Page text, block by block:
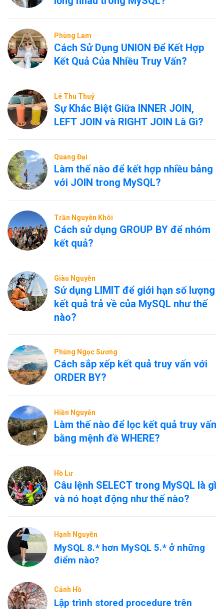
Phùng Lam
Cách Sử Dụng UNION Để Kết Hợp
Kết Quả Của Nhiều Truy Vấn?
Lê Thu Thuỷ
Sự Khác Biệt Giữa INNER JOIN,
LEFT JOIN và RIGHT JOIN Là Gì?
Quang Đại
Làm thế nào để kết hợp nhiều bảng
với JOIN trong MySQL?
Trần Nguyên Khôi
Cách sử dụng GROUP BY để nhóm
kết quả?
Giàu Nguyễn
Sử dụng LIMIT để giới hạn số lượng
kết quả trả về của MySQL như thế
nào?
Phùng Ngọc Sương
Cách sắp xếp kết quả truy vấn với
ORDER BY?
Hiền Nguyễn
Làm thế nào để lọc kết quả truy vấn
bằng mệnh đề WHERE?
Hồ Lư
Câu lệnh SELECT trong MySQL là gì
và nó hoạt động như thế nào?
Hạnh Nguyễn
MySQL 8.* hơn MySQL 5.* ở những
điểm nào?
Cảnh Hồ
Lập trình stored procedure trên